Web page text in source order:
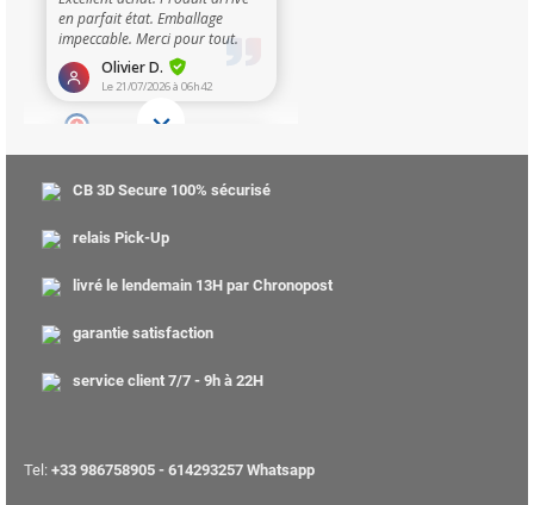
CB 3D Secure 100% sécurisé
relais Pick-Up
livré le lendemain 13H par Chronopost
garantie satisfaction
service client 7/7 - 9h à 22H
Tel: +33 986758905 - 614293257 Whatsapp